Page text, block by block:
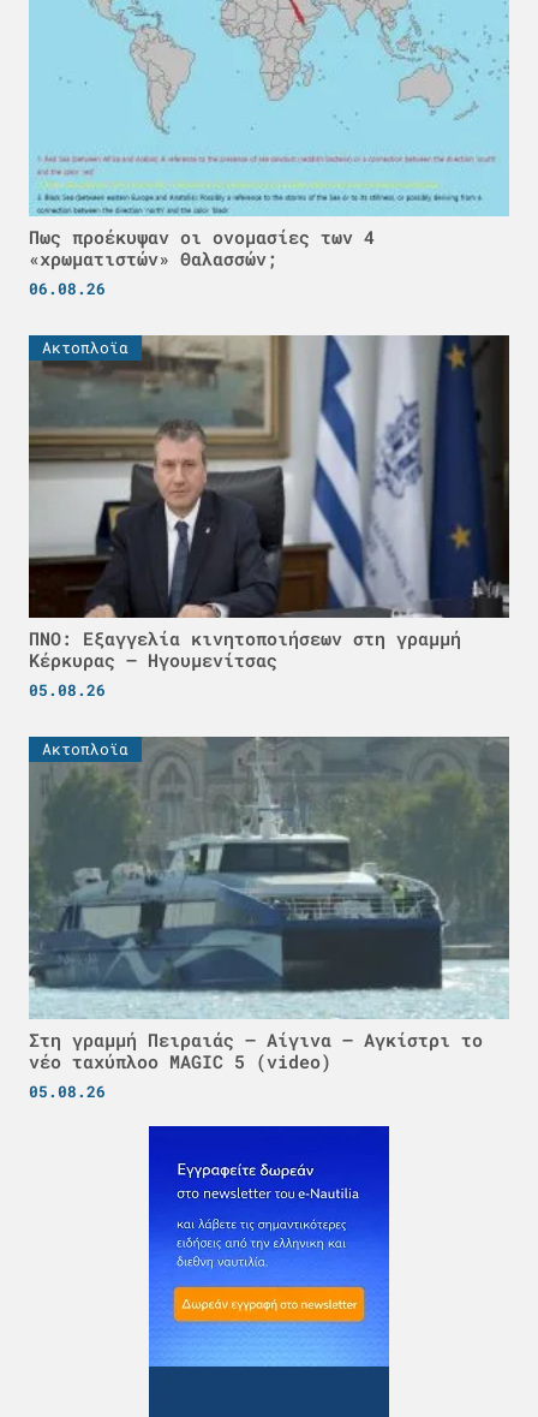
Πως προέκυψαν οι ονομασίες των 4
«χρωματιστών» Θαλασσών;
06.08.26
Ακτοπλοϊα
ΠΝΟ: Εξαγγελία κινητοποιήσεων στη γραμμή
Κέρκυρας – Ηγουμενίτσας
05.08.26
Ακτοπλοϊα
Στη γραμμή Πειραιάς – Αίγινα – Αγκίστρι το
νέο ταχύπλοο MAGIC 5 (video)
05.08.26